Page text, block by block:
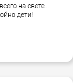
на свете...
дети!